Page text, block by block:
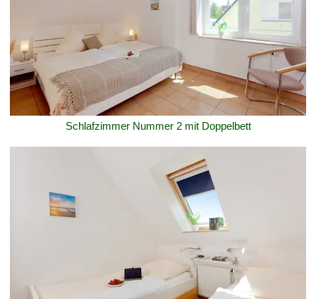
Schlafzimmer Nummer 2 mit Doppelbett